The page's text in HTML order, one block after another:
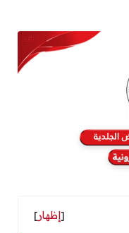
[إظهار]